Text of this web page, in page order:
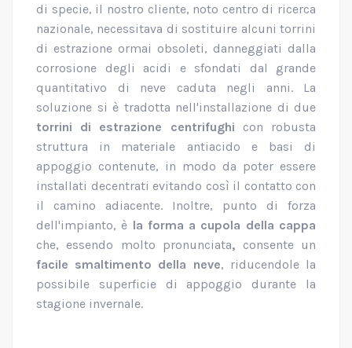
di specie, il nostro cliente, noto centro di ricerca
nazionale, necessitava di sostituire alcuni torrini
di estrazione ormai obsoleti, danneggiati dalla
corrosione degli acidi e sfondati dal grande
quantitativo di neve caduta negli anni. La
soluzione si è tradotta nell'installazione di due
torrini di estrazione centrifughi con robusta
struttura in materiale antiacido e basi di
appoggio contenute, in modo da poter essere
installati decentrati evitando così il contatto con
il camino adiacente. Inoltre, punto di forza
dell'impianto, è la forma a cupola della cappa
che, essendo molto pronunciata, consente un
facile smaltimento della neve, riducendole la
possibile superficie di appoggio durante la
stagione invernale.